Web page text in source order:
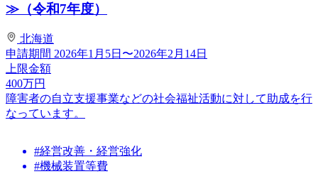
≫（令和7年度）
北海道
申請期間 2026年1月5日〜2026年2月14日
上限金額
400万円
障害者の自立支援事業などの社会福祉活動に対して助成を行
なっています。
#経営改善・経営強化
#機械装置等費